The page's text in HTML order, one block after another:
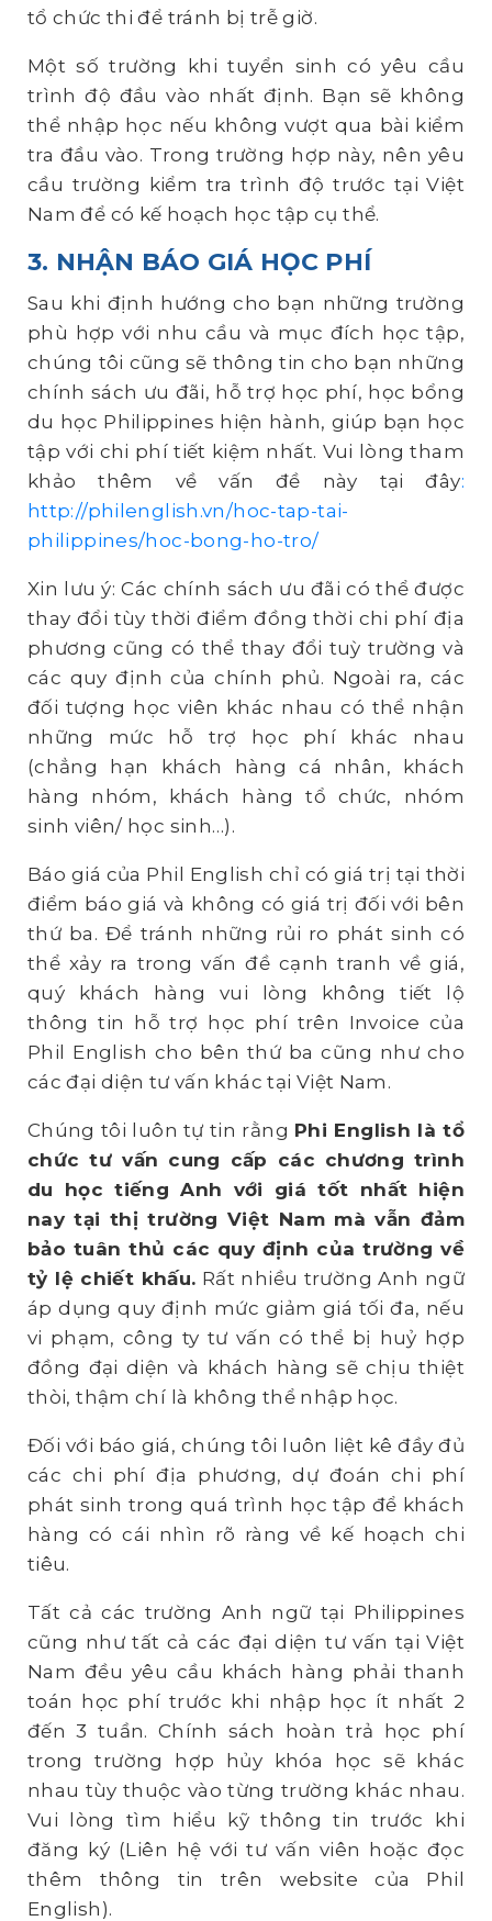
tổ chức thi để tránh bị trễ giờ.
Một số trường khi tuyển sinh có yêu cầu
trình độ đầu vào nhất định. Bạn sẽ không
thể nhập học nếu không vượt qua bài kiểm
tra đầu vào. Trong trường hợp này, nên yêu
cầu trường kiểm tra trình độ trước tại Việt
Nam để có kế hoạch học tập cụ thể.
3. NHẬN BÁO GIÁ HỌC PHÍ
Sau khi định hướng cho bạn những trường
phù hợp với nhu cầu và mục đích học tập,
chúng tôi cũng sẽ thông tin cho bạn những
chính sách ưu đãi, hỗ trợ học phí, học bổng
du học Philippines hiện hành, giúp bạn học
tập với chi phí tiết kiệm nhất. Vui lòng tham
khảo thêm về vấn đề này tại đây:
http://philenglish.vn/hoc-tap-tai-
philippines/hoc-bong-ho-tro/
Xin lưu ý: Các chính sách ưu đãi có thể được
thay đổi tùy thời điểm đồng thời chi phí địa
phương cũng có thể thay đổi tuỳ trường và
các quy định của chính phủ. Ngoài ra, các
đối tượng học viên khác nhau có thể nhận
những mức hỗ trợ học phí khác nhau
(chẳng hạn khách hàng cá nhân, khách
hàng nhóm, khách hàng tổ chức, nhóm
sinh viên/ học sinh…).
Báo giá của Phil English chỉ có giá trị tại thời
điểm báo giá và không có giá trị đối với bên
thứ ba. Để tránh những rủi ro phát sinh có
thể xảy ra trong vấn đề cạnh tranh về giá,
quý khách hàng vui lòng không tiết lộ
thông tin hỗ trợ học phí trên Invoice của
Phil English cho bên thứ ba cũng như cho
các đại diện tư vấn khác tại Việt Nam.
Chúng tôi luôn tự tin rằng Phi English là tổ
chức tư vấn cung cấp các chương trình
du học tiếng Anh với giá tốt nhất hiện
nay tại thị trường Việt Nam mà vẫn đảm
bảo tuân thủ các quy định của trường về
tỷ lệ chiết khấu. Rất nhiều trường Anh ngữ
áp dụng quy định mức giảm giá tối đa, nếu
vi phạm, công ty tư vấn có thể bị huỷ hợp
đồng đại diện và khách hàng sẽ chịu thiệt
thòi, thậm chí là không thể nhập học.
Đối với báo giá, chúng tôi luôn liệt kê đầy đủ
các chi phí địa phương, dự đoán chi phí
phát sinh trong quá trình học tập để khách
hàng có cái nhìn rõ ràng về kế hoạch chi
tiêu.
Tất cả các trường Anh ngữ tại Philippines
cũng như tất cả các đại diện tư vấn tại Việt
Nam đều yêu cầu khách hàng phải thanh
toán học phí trước khi nhập học ít nhất 2
đến 3 tuần. Chính sách hoàn trả học phí
trong trường hợp hủy khóa học sẽ khác
nhau tùy thuộc vào từng trường khác nhau.
Vui lòng tìm hiểu kỹ thông tin trước khi
đăng ký (Liên hệ với tư vấn viên hoặc đọc
thêm thông tin trên website của Phil
English).